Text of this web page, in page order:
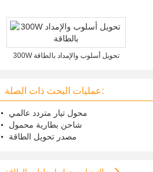
300W تحويل أسلوب والإمداد بالطاقة
عمليات البحث ذات الصلة:
محول تيار متردد عالمي
شاحن بطارية محمول
مصدر تحويل الطاقة